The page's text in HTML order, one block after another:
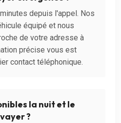
depuis l'appel. Nos
équipé et nous
de votre adresse à
précise vous est
contact téléphonique.
la nuit et le
?